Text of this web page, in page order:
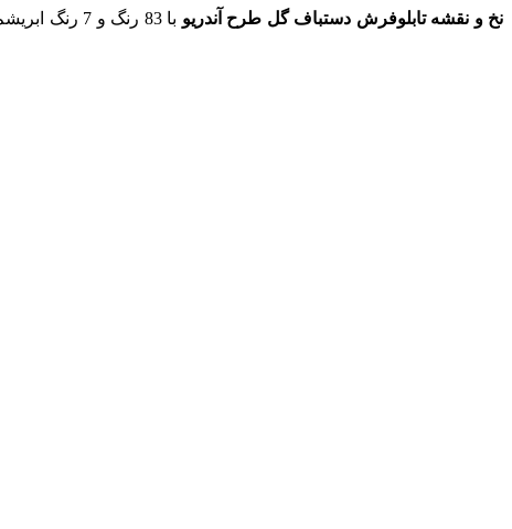
نخ و نقشه تابلوفرش دستباف گل طرح آندریو